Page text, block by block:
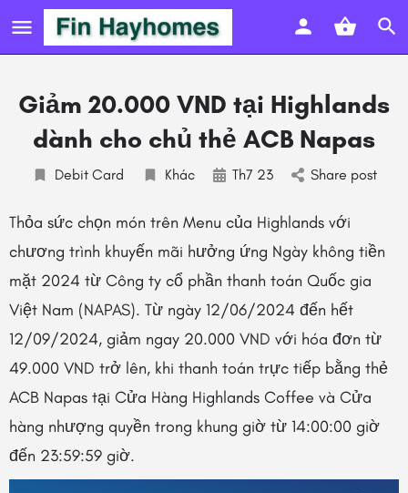
Giảm 20.000 VND tại Highlands
dành cho chủ thẻ ACB Napas
Debit Card Khác Th7 23 Share post
Thỏa sức chọn món trên Menu của Highlands với
chương trình khuyến mãi hưởng ứng Ngày không tiền
mặt 2024 từ Công ty cổ phần thanh toán Quốc gia
Việt Nam (NAPAS). Từ ngày 12/06/2024 đến hết
12/09/2024, giảm ngay 20.000 VND với hóa đơn từ
49.000 VND trở lên, khi thanh toán trực tiếp bằng thẻ
ACB Napas tại Cửa Hàng Highlands Coffee và Cửa
hàng nhượng quyền trong khung giờ từ 14:00:00 giờ
đến 23:59:59 giờ.